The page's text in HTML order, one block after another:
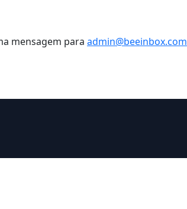
mensagem para admin@beeinbox.com